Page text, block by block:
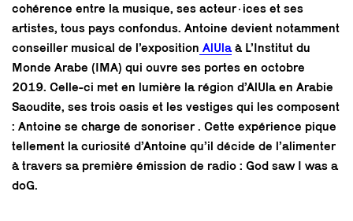
cohérence entre la musique, ses acteur·ices et ses
artistes, tous pays confondus. Antoine devient notamment
conseiller musical de l’exposition AlUla à L’Institut du
Monde Arabe (IMA) qui ouvre ses portes en octobre
2019. Celle-ci met en lumière la région d’AlUla en Arabie
Saoudite, ses trois oasis et les vestiges qui les composent
: Antoine se charge de sonoriser . Cette expérience pique
tellement la curiosité d’Antoine qu’il décide de l’alimenter
à travers sa première émission de radio : God saw I was a
doG.